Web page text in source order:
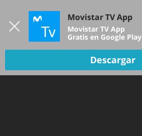
Movistar TV App
Movistar TV App
Gratis en Google Play
Descargar